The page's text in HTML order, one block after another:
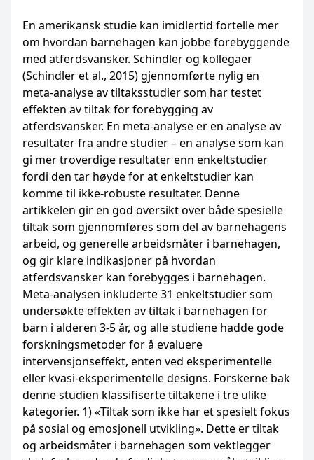
En amerikansk studie kan imidlertid fortelle mer
om hvordan barnehagen kan jobbe forebyggende
med atferdsvansker. Schindler og kollegaer
(Schindler et al., 2015) gjennomførte nylig en
meta-analyse av tiltaksstudier som har testet
effekten av tiltak for forebygging av
atferdsvansker. En meta-analyse er en analyse av
resultater fra andre studier – en analyse som kan
gi mer troverdige resultater enn enkeltstudier
fordi den tar høyde for at enkeltstudier kan
komme til ikke-robuste resultater. Denne
artikkelen gir en god oversikt over både spesielle
tiltak som gjennomføres som del av barnehagens
arbeid, og generelle arbeidsmåter i barnehagen,
og gir klare indikasjoner på hvordan
atferdsvansker kan forebygges i barnehagen.
Meta-analysen inkluderte 31 enkeltstudier som
undersøkte effekten av tiltak i barnehagen for
barn i alderen 3-5 år, og alle studiene hadde gode
forskningsmetoder for å evaluere
intervensjonseffekt, enten ved eksperimentelle
eller kvasi-eksperimentelle designs. Forskerne bak
denne studien klassifiserte tiltakene i tre ulike
kategorier. 1) «Tiltak som ikke har et spesielt fokus
på sosial og emosjonell utvikling». Dette er tiltak
og arbeidsmåter i barnehagen som vektlegger